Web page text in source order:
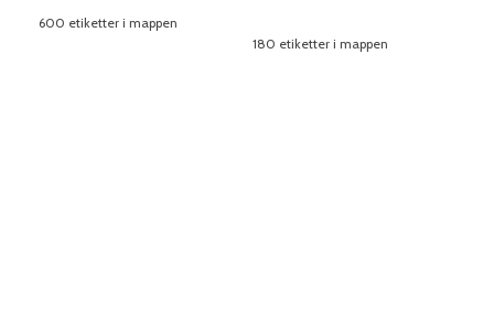
600 etiketter i mappen
180 etiketter i mappen